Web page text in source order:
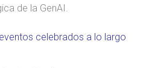
de la GenAI.
celebrados a lo largo